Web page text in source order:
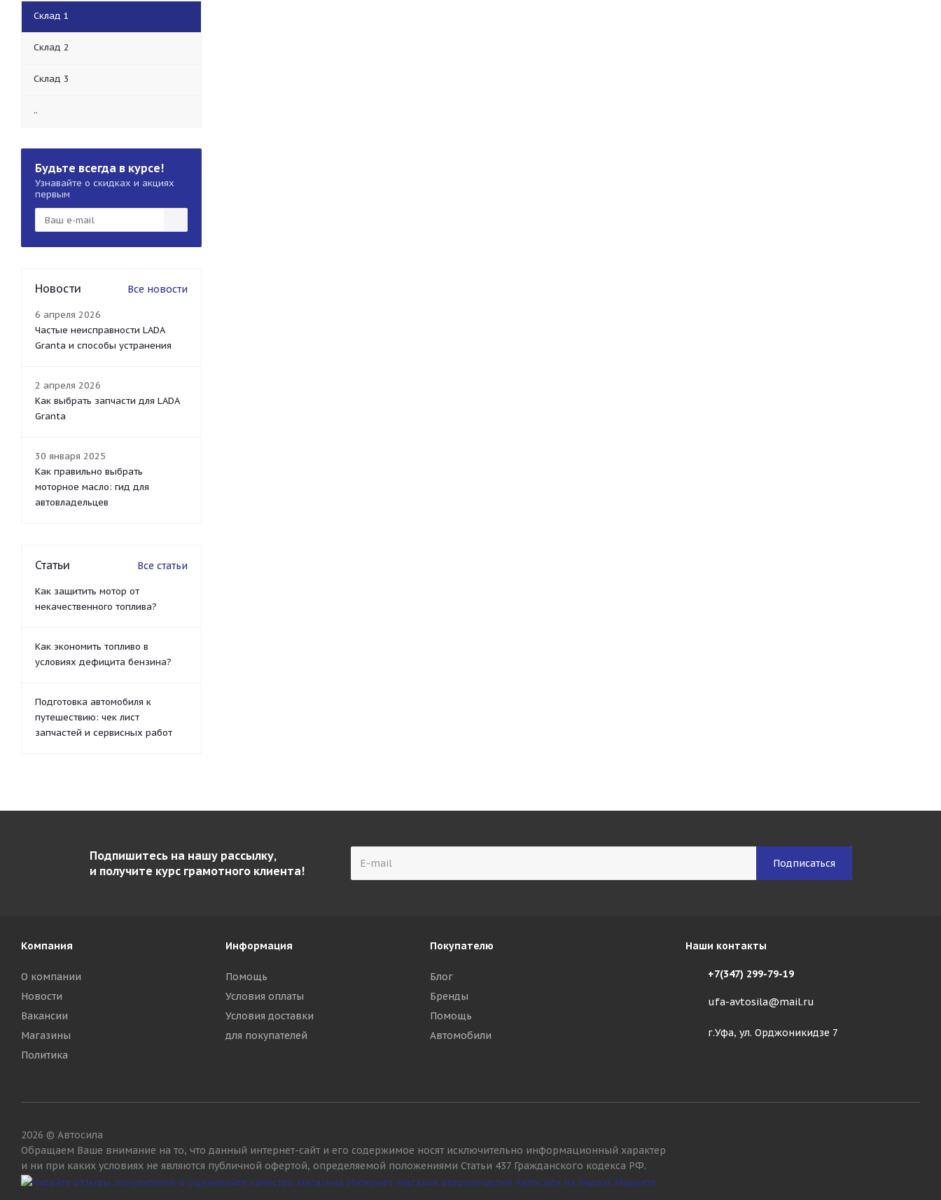
Склад 1
Склад 2
Склад 3
..
Будьте всегда в курсе!
Узнавайте о скидках и акциях
первым
Новости Все новости
6 апреля 2026
Частые неисправности LADA
Granta и способы устранения
2 апреля 2026
Как выбрать запчасти для LADA
Granta
30 января 2025
Как правильно выбрать
моторное масло: гид для
автовладельцев
Статьи Все статьи
Как защитить мотор от
некачественного топлива?
Как экономить топливо в
условиях дефицита бензина?
Подготовка автомобиля к
путешествию: чек лист
запчастей и сервисных работ
Подпишитесь на нашу рассылку,
и получите курс грамотного клиента!
Компания
О компании
Новости
Вакансии
Магазины
Политика
Информация
Помощь
Условия оплаты
Условия доставки
для покупателей
Покупателю
Блог
Бренды
Помощь
Автомобили
Наши контакты
+7(347) 299-79-19
ufa-avtosila@mail.ru
г.Уфа, ул. Орджоникидзе 7
2026 © Автосила
Обращаем Ваше внимание на то, что данный интернет-сайт и его содержимое носят исключительно информационный характер
и ни при каких условиях не являются публичной офертой, определяемой положениями Статьи 437 Гражданского кодекса РФ.